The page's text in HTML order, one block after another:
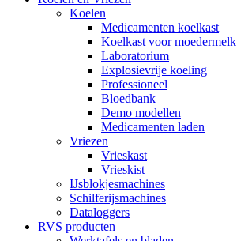
Koelen
Medicamenten koelkast
Koelkast voor moedermelk
Laboratorium
Explosievrije koeling
Professioneel
Bloedbank
Demo modellen
Medicamenten laden
Vriezen
Vrieskast
Vrieskist
IJsblokjesmachines
Schilferijsmachines
Dataloggers
RVS producten